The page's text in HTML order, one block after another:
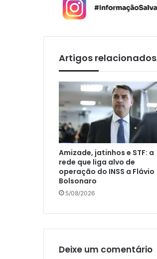
Artigos relacionados
Amizade, jatinhos e STF: a
rede que liga alvo de
operação do INSS a Flávio
Bolsonaro
5/08/2026
Deixe um comentário